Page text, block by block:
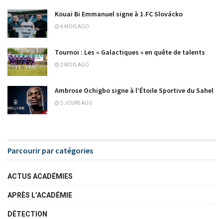
Kouai Bi Emmanuel signe à 1.FC Slovácko
4 MOIS AGO
Tournoi : Les « Galactiques » en quête de talents
2 MOIS AGO
Ambrose Ochigbo signe à l’Étoile Sportive du Sahel
3 JOURS AGO
Parcourir par catégories
ACTUS ACADÉMIES
APRÈS L’ACADÉMIE
DÉTECTION